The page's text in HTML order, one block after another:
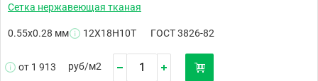
Сетка нержавеющая тканая
0.55х0.28 мм 12Х18Н10Т ГОСТ 3826-82
от 1 913 руб/м2